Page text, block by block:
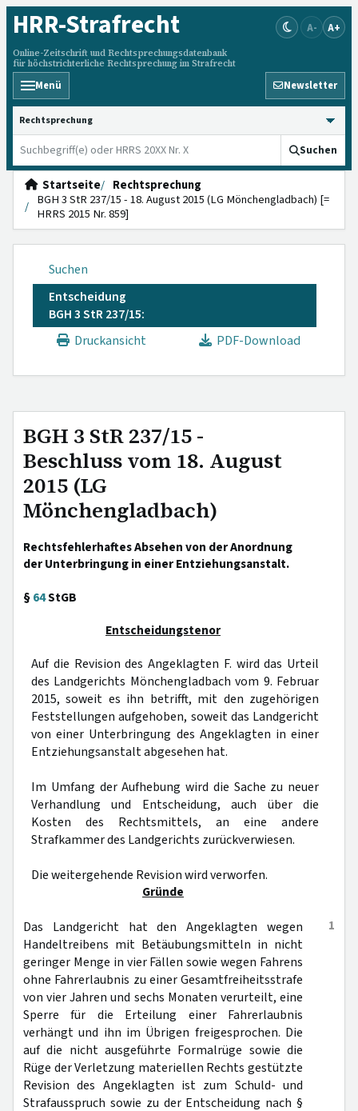
HRR-Strafrecht
Online-Zeitschrift und Rechtsprechungsdatenbank
für höchstrichterliche Rechtsprechung im Strafrecht
A- A+
Menü Newsletter
HRRS durchsuchen
Suchen
Startseite
Rechtsprechung
BGH 3 StR 237/15 - 18. August 2015 (LG Mönchengladbach) [=
HRRS 2015 Nr. 859]
Suchen
Entscheidung
BGH 3 StR 237/15:
Druckansicht
PDF-Download
BGH 3 StR 237/15 -
Beschluss vom 18. August
2015 (LG
Mönchengladbach)
Rechtsfehlerhaftes Absehen von der Anordnung
der Unterbringung in einer Entziehungsanstalt.
§64StGB
Entscheidungstenor
Auf die Revision des Angeklagten F. wird das Urteil
des Landgerichts Mönchengladbach vom 9. Februar
2015, soweit es ihn betrifft, mit den zugehörigen
Feststellungen aufgehoben, soweit das Landgericht
von einer Unterbringung des Angeklagten in einer
Entziehungsanstalt abgesehen hat.
Im Umfang der Aufhebung wird die Sache zu neuer
Verhandlung und Entscheidung, auch über die
Kosten des Rechtsmittels, an eine andere
Strafkammer des Landgerichts zurückverwiesen.
Die weitergehende Revision wird verworfen.
Gründe
1
Das Landgericht hat den Angeklagten wegen
Handeltreibens mit Betäubungsmitteln in nicht
geringer Menge in vier Fällen sowie wegen Fahrens
ohne Fahrerlaubnis zu einer Gesamtfreiheitsstrafe
von vier Jahren und sechs Monaten verurteilt, eine
Sperre für die Erteilung einer Fahrerlaubnis
verhängt und ihn im Übrigen freigesprochen. Die
auf die nicht ausgeführte Formalrüge sowie die
Rüge der Verletzung materiellen Rechts gestützte
Revision des Angeklagten ist zum Schuld- und
Strafausspruch sowie zu der Entscheidung nach §